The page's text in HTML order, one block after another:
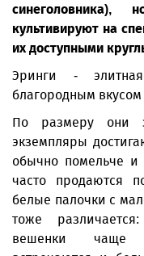
синеголовника),
культивируют на
их доступными
Эринги -
благородным вкусом
По размеру они
экземпляры
обычно помельче и
часто продаются
белые палочки с
тоже
вешенки чаще